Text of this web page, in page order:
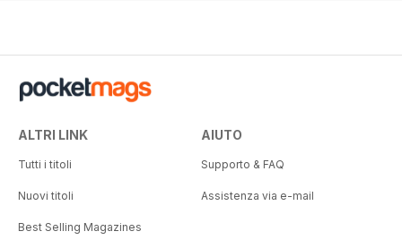
ALTRI LINK
Tutti i titoli
Nuovi titoli
Best Selling Magazines
AIUTO
Supporto & FAQ
Assistenza via e-mail